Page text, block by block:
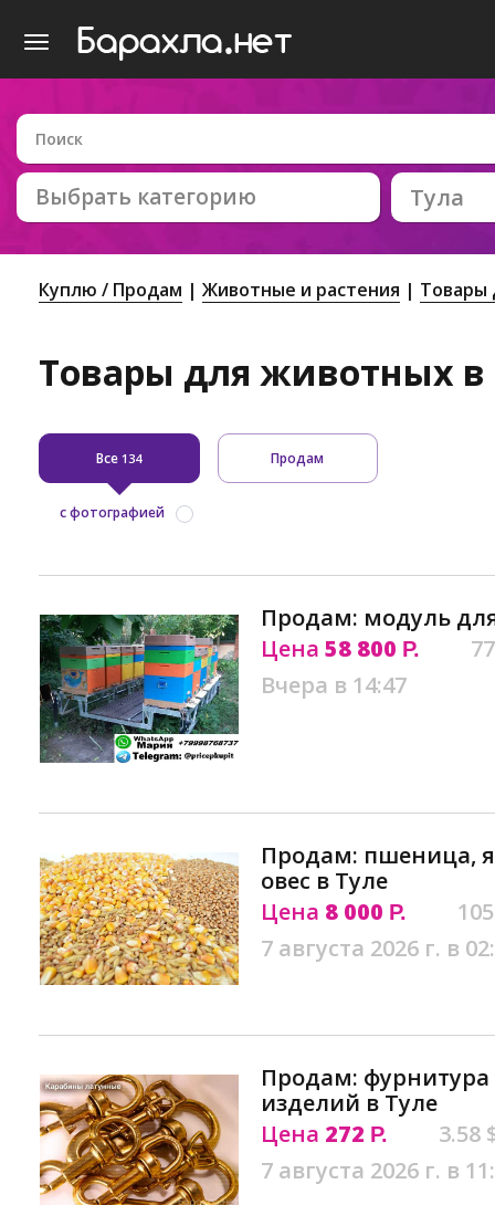
Выбрать категорию Тула
Куплю / Продам Животные и растения Товары
Товары для животных в
Все 134 Продам
с фотографией
Продам: модуль
Цена 58 800 Р.
Вчера в 14:47
Продам: пшеница,
овес в Туле
Цена 8 000 Р.
7 августа 2026 г. в
Продам:
изделий в Туле
Цена 272 Р.
3.58
7 августа 2026 г. в